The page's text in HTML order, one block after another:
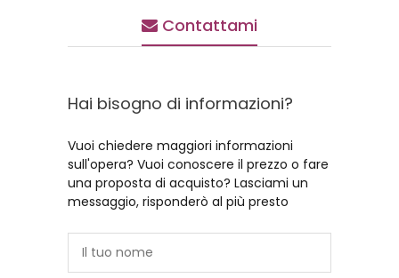
Contattami
Hai bisogno di informazioni?
Vuoi chiedere maggiori informazioni
sull'opera? Vuoi conoscere il prezzo o fare
una proposta di acquisto? Lasciami un
messaggio, risponderò al più presto